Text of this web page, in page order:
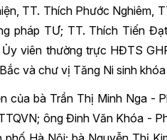
TT. Thích Phước Nghiêm,
pháp TƯ; TT. Thích Tiến
viên thường trực HĐTS
và chư vị Tăng Ni sinh
của bà Trần Thị Minh Nga -
ông Đinh Văn Khóa -